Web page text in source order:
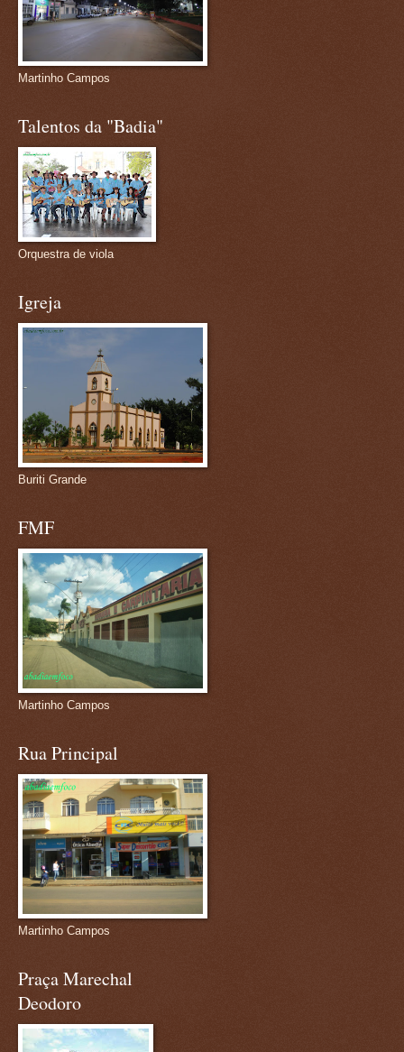
Martinho Campos
Talentos da "Badia"
Orquestra de viola
Igreja
Buriti Grande
FMF
Martinho Campos
Rua Principal
Martinho Campos
Praça Marechal
Deodoro